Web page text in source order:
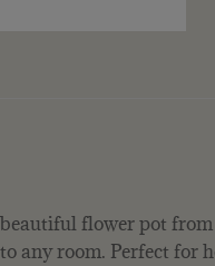
flower pot from
any room. Perfect for